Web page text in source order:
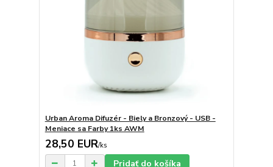
Urban Aroma Difuzér - Biely a Bronzový - USB -
Meniace sa Farby 1ks AWM
28,50 EUR/ks
Pridať do košíka